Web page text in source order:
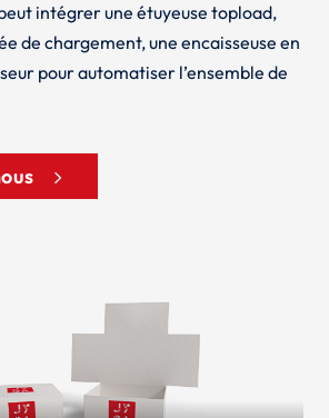
intégrer une étuyeuse topload,
de chargement, une encaisseuse en
pour automatiser l’ensemble de